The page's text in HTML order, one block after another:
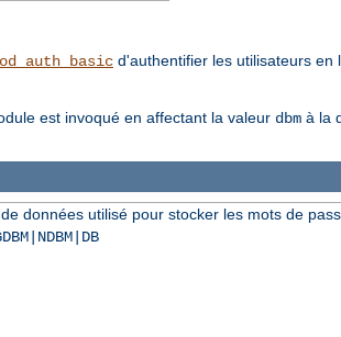
d'authentifier les utilisateurs
est invoqué en affectant la valeur dbm à la
données utilisé pour stocker les mots de